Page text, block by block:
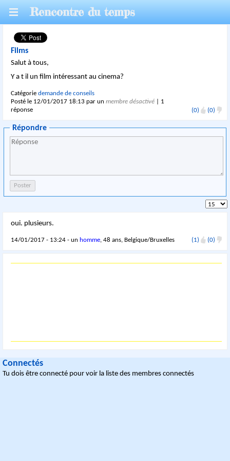
Rencontre du temps
Films
Salut à tous,
Y a t il un film intéressant au cinema?
Catégoriedemande de conseils
Posté le 12/01/2017 18:13 par unmembre désactivé | 1
réponse
(0) (0)
Répondre
oui. plusieurs.
14/01/2017 - 13:24 - un homme, 48 ans, Belgique/Bruxelles (1) (0)
Connectés
Tu dois être connecté pour voir la liste des membres connectés